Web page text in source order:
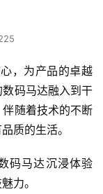
，为产品的卓越
码马达融入到干
随着技术的不断
质的生活。
码马达沉浸体验
力。